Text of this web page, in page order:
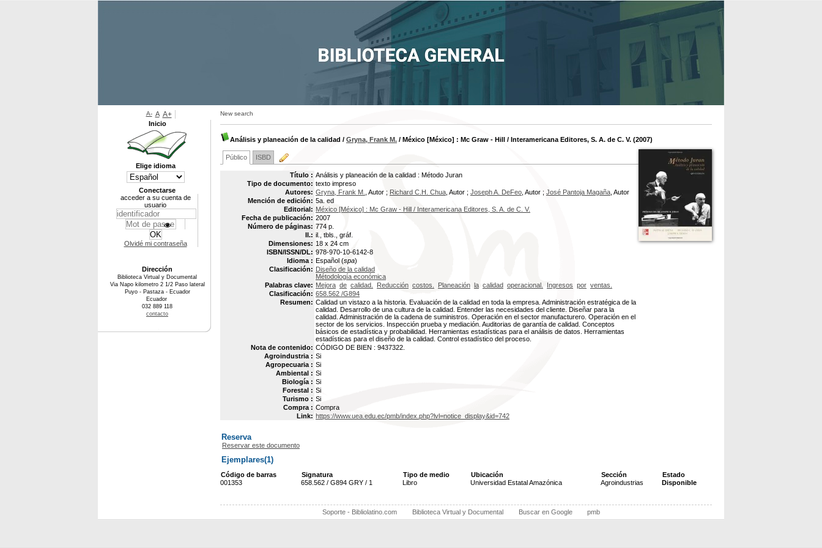
New search
Análisis y planeación de la calidad / Gryna, Frank M. / México [México] : Mc Graw - Hill / Interamericana Editores, S. A. de C. V. (2007)
Público ISBD
Título : Análisis y planeación de la calidad : Método Juran
Tipo de documento: texto impreso
Autores: Gryna, Frank M. , Autor ; Richard C.H. Chua , Autor ; Joseph A. DeFeo , Autor ; José Pantoja Magaña , Autor
Mención de edición: 5a. ed
Editorial: México [México] : Mc Graw - Hill / Interamericana Editores, S. A. de C. V.
Fecha de publicación: 2007
Número de páginas: 774 p.
Il.: il., tbls., gráf.
Dimensiones: 18 x 24 cm
ISBN/ISSN/DL: 978-970-10-6142-8
Idioma : Español (spa)
Clasificación: Diseño de la calidad
Métodología económica
Palabras clave: Mejora de calidad. Reducción costos. Planeación la calidad operacional. Ingresos por ventas.
Clasificación: 658.562 /G894
Resumen: Calidad un vistazo a la historia. Evaluación de la calidad en toda la empresa. Administración estratégica de la
calidad. Desarrollo de una cultura de la calidad. Entender las necesidades del cliente. Diseñar para la
calidad. Administración de la cadena de suministros. Operación en el sector manufacturero. Operación en el
sector de los servicios. Inspección prueba y mediación. Auditorias de garantía de calidad. Conceptos
básicos de estadística y probabilidad. Herramientas estadísticas para el análisis de datos. Herramientas
estadísticas para el diseño de la calidad. Control estadístico del proceso.
Nota de contenido: CÓDIGO DE BIEN : 9437322.
Agroindustria : Si
Agropecuaria : Si
Ambiental : Si
Biología : Si
Forestal : Si
Turismo : Si
Compra : Compra
Link: https://www.uea.edu.ec/pmb/index.php?lvl=notice_display&id=742
Reserva
Reservar este documento
Ejemplares(1)
Código de barras Signatura Tipo de medio Ubicación Sección
Estado
001353
658.562 / G894 GRY / 1 Libro Universidad Estatal Amazónica Agroindustrias Disponible
Soporte - Bibliolatino.com Biblioteca Virtual y Documental Buscar en Google pmb
A- A A+
Inicio
Elige idioma
Conectarse
acceder a su cuenta de
usuario
Olvidé mi contraseña
Dirección
Biblioteca Virtual y Documental
Via Napo kilometro 2 1/2 Paso lateral
Puyo - Pastaza - Ecuador
Ecuador
032 889 118
contacto